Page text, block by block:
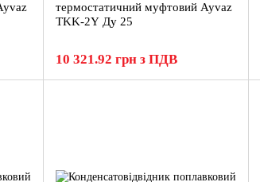
термостатичний муфтовий Ayvaz
TKK-2Y Ду 25
10 321.92 грн з ПДВ